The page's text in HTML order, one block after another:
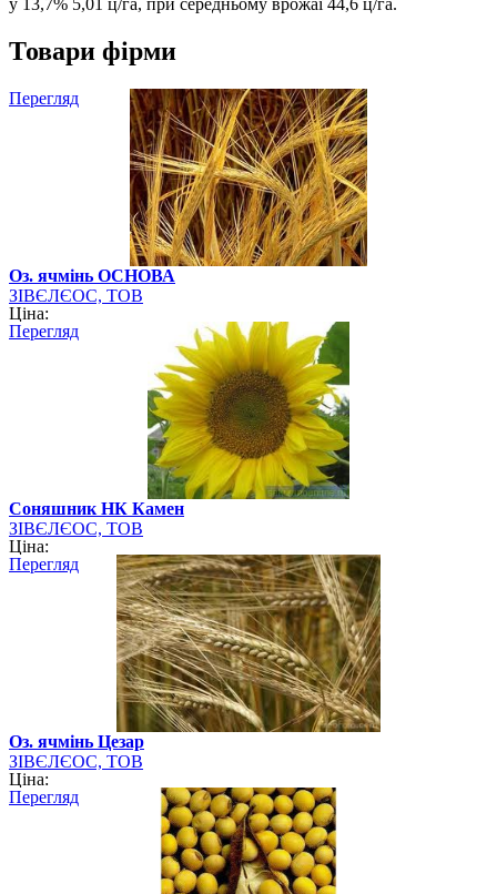
у 13,7% 5,01 ц/га, при середньому врожаї 44,6 ц/га.
Товари фірми
Перегляд
Оз. ячмінь ОСНОВА
ЗІВЄЛЄОС, ТОВ
Ціна:
Перегляд
Cоняшник НК Камен
ЗІВЄЛЄОС, ТОВ
Ціна:
Перегляд
Оз. ячмінь Цезар
ЗІВЄЛЄОС, ТОВ
Ціна:
Перегляд